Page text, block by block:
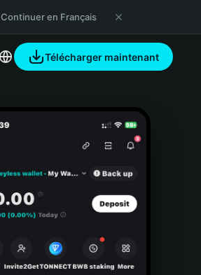
Continuer en Français
Télécharger maintenant